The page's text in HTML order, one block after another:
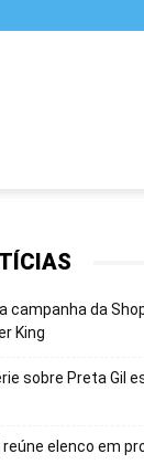
campanha da
King
sobre Preta Gil
reúne elenco em